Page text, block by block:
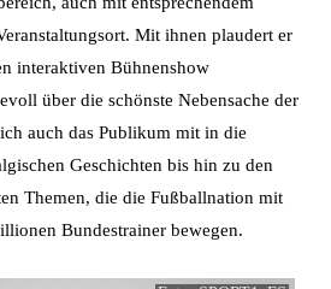
Mit ihnen plaudert er
interaktiven Bühnenshow
über die schönste Nebensache der
auch das Publikum mit in die
Geschichten bis hin zu den
Themen, die die Fußballnation mit
Bundestrainer bewegen.